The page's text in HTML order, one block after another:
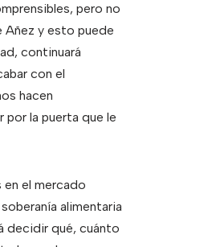
pero no
Añez y esto puede
continuará
con el
hacen
por la puerta que le
el mercado
alimentaria
decidir qué, cuánto